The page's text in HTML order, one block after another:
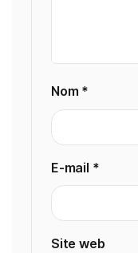
Nom *
E-mail *
Site web